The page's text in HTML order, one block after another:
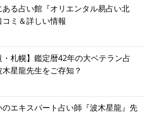
ある占い館『オリエンタル易占い北
ミ＆詳しい情報
・札幌】鑑定暦42年の大ベテラン占
星龍先生をご存知？
のエキスパート占い師『波木星龍』先